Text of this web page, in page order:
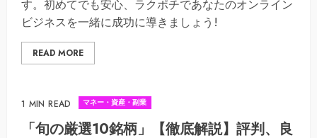
す。初めてでも安心、ラクポチであなたのオンライン
ビジネスを一緒に成功に導きましょう!
READ MORE
1 MIN READ マネー・資産・副業
「旬の厳選10銘柄」【徹底解説】評判、良